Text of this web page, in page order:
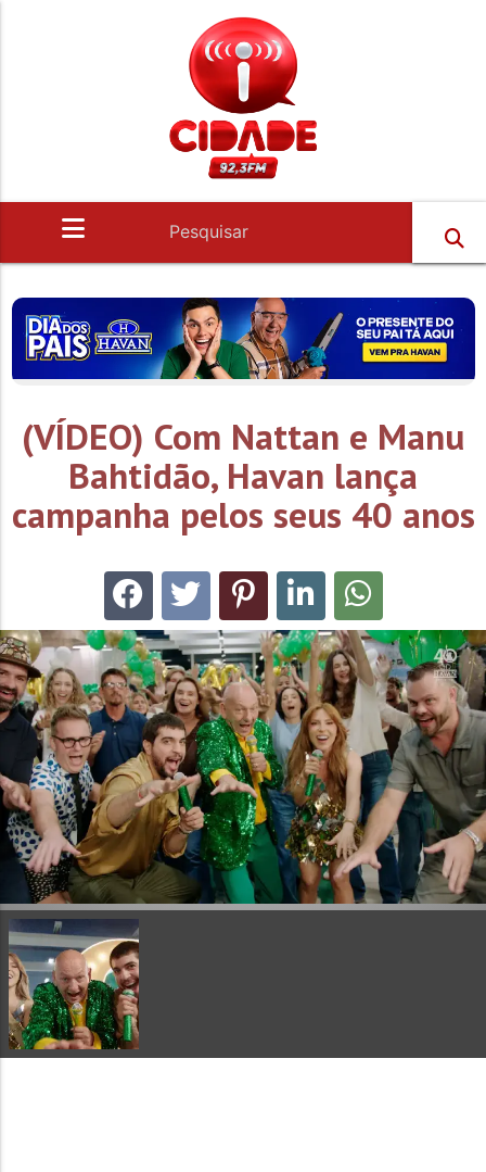
(VÍDEO) Com Nattan e Manu
Bahtidão, Havan lança
campanha pelos seus 40 anos